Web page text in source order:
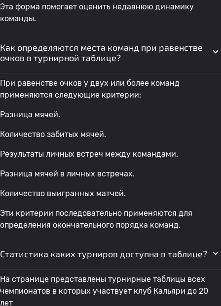
Эта форма помогает оценить недавнюю динамику
команды.
Как определяются места команд при равенстве
очков в турнирной таблице?
При равенстве очков у двух или более команд
применяются следующие критерии:
Разница мячей.
Количество забитых мячей.
Результаты личных встреч между командами.
Разница мячей в личных встречах.
Количество выигранных матчей.
Эти критерии последовательно применяются для
определения окончательного порядка команд.
Статистика каких турниров доступна в таблице?
На странице представлены турнирные таблицы всех
чемпионатов в которых участвует клуб Кальяри до 20
лет